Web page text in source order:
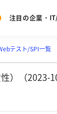
[27卒] 本選考体
みんなのDX企業
注目の企業・
注目の企業特集
テスト/SPI一覧
）（2023-